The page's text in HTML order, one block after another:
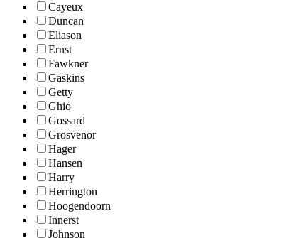
Cayeux
Duncan
Eliason
Ernst
Fawkner
Gaskins
Getty
Ghio
Gossard
Grosvenor
Hager
Hansen
Harry
Herrington
Hoogendoorn
Innerst
Johnson